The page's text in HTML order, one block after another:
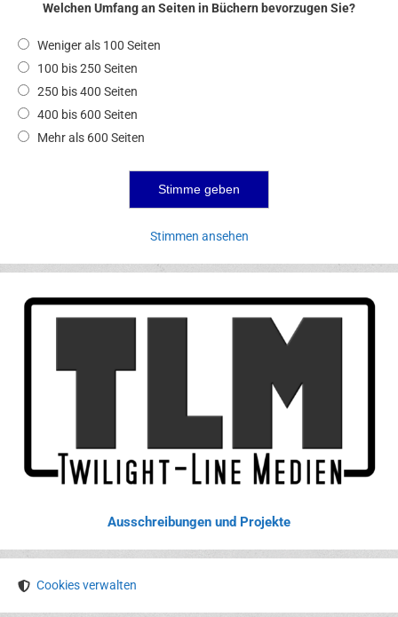
Welchen Umfang an Seiten in Büchern bevorzugen Sie?
Weniger als 100 Seiten
100 bis 250 Seiten
250 bis 400 Seiten
400 bis 600 Seiten
Mehr als 600 Seiten
Stimmen ansehen
Ausschreibungen und Projekte
Cookies verwalten